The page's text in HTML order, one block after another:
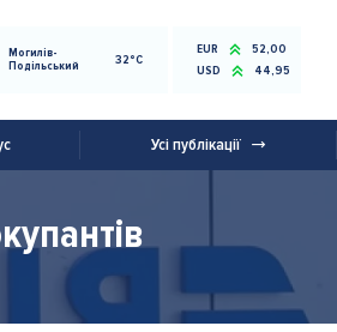
Могилів-
Подільський
32°C
EUR
52,00
USD
44,95
Усі публікації